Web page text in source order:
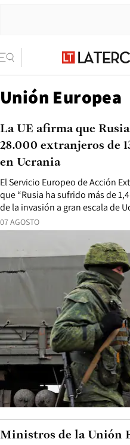
Unión Europea
07 AGOSTO
El Servicio Europeo de Acción
que “Rusia ha sufrido más de
de la invasión a gran escala de
La UE afirma que
28.000 extranjeros de
en Ucrania
Ministros de la Unión